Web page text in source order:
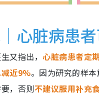
心脏病患
又指出， 心脏病患者定
近9%。因为研究的样
，否则不建议服用补充